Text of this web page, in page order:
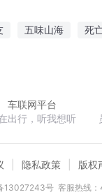
五味山海 死
车联网平台
出行，听我想听
隐私政策 版权
13027243号 客服热线